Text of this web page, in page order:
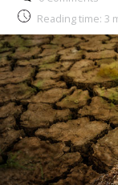
Reading time: 3